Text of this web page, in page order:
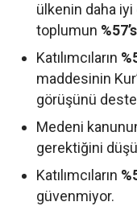
ülkenin daha iyi
toplumun
Katılımcıların
maddesinin
görüşünü
Medeni
gerektiğini
Katılımcıların
güvenmiyor.